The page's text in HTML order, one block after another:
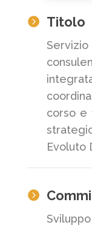
 Titolo
corso e
Evoluto
